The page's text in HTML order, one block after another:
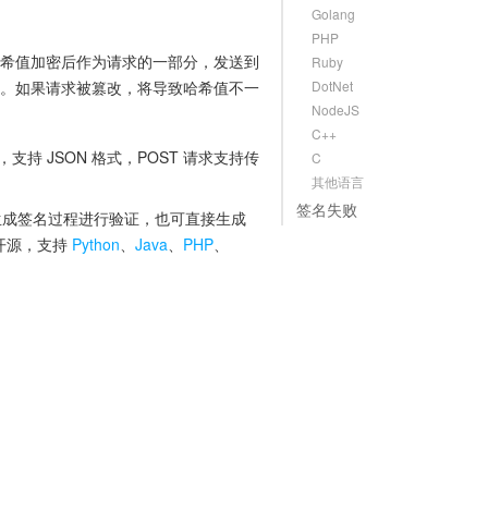
Golang
PHP
Ruby
DotNet
NodeJS
C++
C
其他语言
签名失败
值加密后作为请求的一部分，发送到
如果请求被篡改，将导致哈希值不一
支持 JSON 格式，POST 请求支持传
签名过程进行验证，也可直接生成
源，支持 Python、 Java、 PHP、